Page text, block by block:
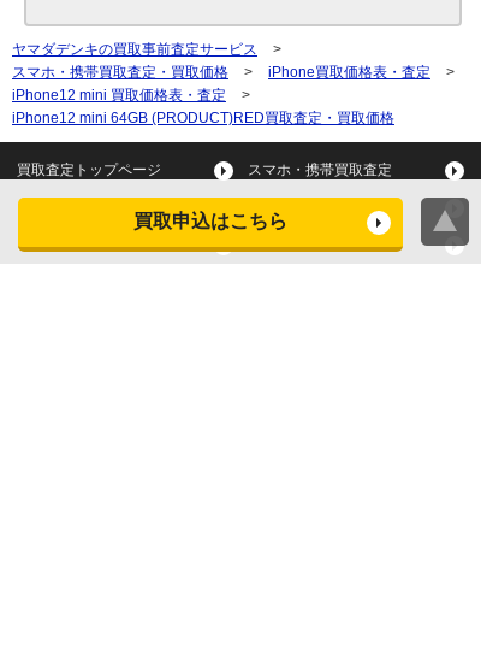
買取申込はこちら
ヤマダデンキの買取事前査定サービス
>
スマホ・携帯買取査定・買取価格
> iPhone買取価格表・査定
>
iPhone12 mini 買取価格表・査定
>
iPhone12 mini 64GB (PRODUCT)RED買取査定・買取価格
買取査定トップページ スマホ・携帯買取査定
タブレット買取査定
スマートウォッチ買取査定 デジカメ買取査定